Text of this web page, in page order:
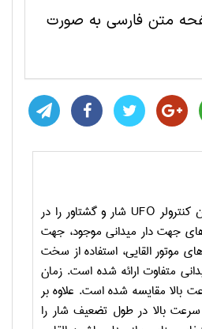
شده مهندسی برق شامل 9 صفحه انگلیسی به صورت پی دی اف و 22 صفحه متن فارسی به صورت
UFO شار و گشتاور را در
جهت دار میدانی موجود، جهت
موتور القایی، استفاده از سخت
متفاوت ارائه شده است. زمان
بالا مقایسه شده است. علاوه بر
بالا در طول تضعیف شار را